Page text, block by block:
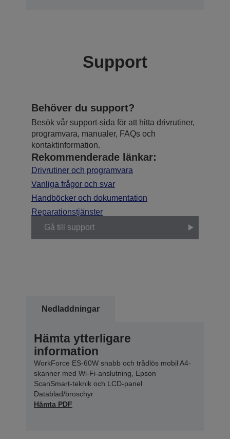
Support
Behöver du support?
Besök vår support-sida för att hitta drivrutiner,
programvara, manualer, FAQs och
kontaktinformation.
Rekommenderade länkar:
Drivrutiner och programvara
Vanliga frågor och svar
Handböcker och dokumentation
Reparationstjänster
Gå till support
Nedladdningar
Hämta ytterligare
information
WorkForce ES-60W snabb och trådlös mobil A4-
skanner med Wi-Fi-anslutning, Epson
ScanSmart-teknik och LCD-panel
Datablad/broschyr
Hämta PDF